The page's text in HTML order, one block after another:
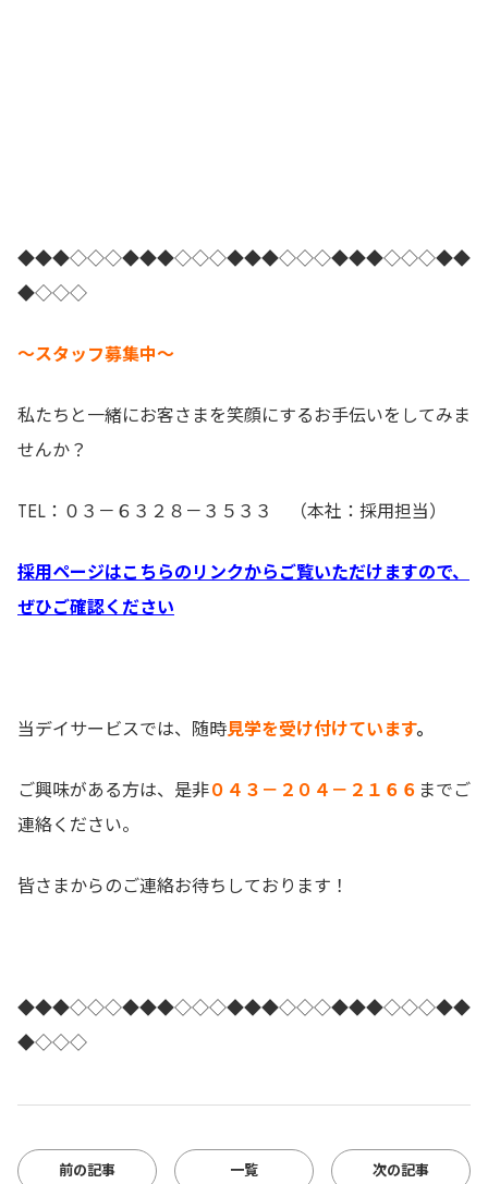
◆◆◆◇◇◇◆◆◆◇◇◇◆◆◆◇◇◇◆◆◆◇◇◇◆◆
◆◇◇◇
～スタッフ募集中～
私たちと一緒にお客さまを笑顔にするお手伝いをしてみま
せんか？
TEL：０３－６３２８－３５３３ （本社：採用担当）
採用ページはこちらのリンクからご覧いただけますので、
ぜひご確認ください
当デイサービスでは、随時見学を受け付けています。
ご興味がある方は、是非０４３－２０４－２１６６ までご
連絡ください。
皆さまからのご連絡お待ちしております！
◆◆◆◇◇◇◆◆◆◇◇◇◆◆◆◇◇◇◆◆◆◇◇◇◆◆
◆◇◇◇
前の記事 一覧 次の記事